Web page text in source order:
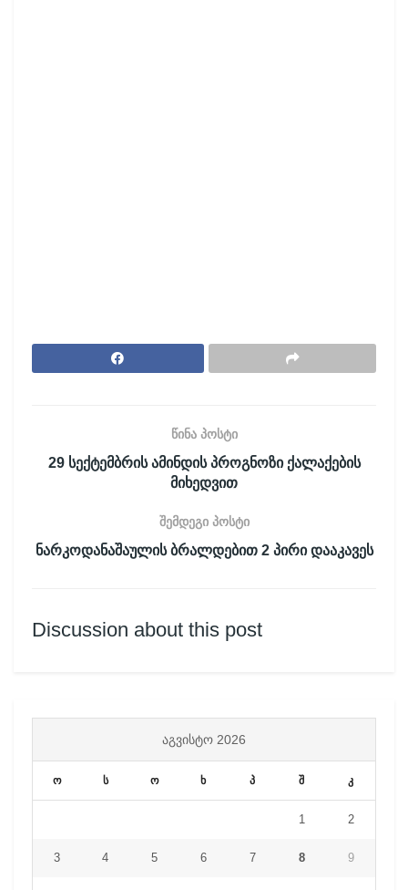
წინა პოსტი
29 სექტემბრის ამინდის პროგნოზი ქალაქების
მიხედვით
შემდეგი პოსტი
ნარკოდანაშაულის ბრალდებით 2 პირი დააკავეს
Discussion about this post
ᲐᲒᲕᲘᲡᲢᲝ 2026
ო ს ო ხ პ შ კ
1 2
3 4 5 6 7 8 9